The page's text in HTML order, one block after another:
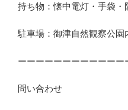
持ち物：懐中電灯・手袋・
駐車場：御津自然観察公園
ーーーーーーーーーーーー
問い合わせ